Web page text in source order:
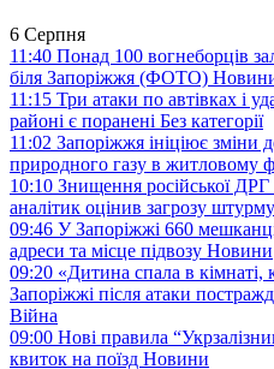
6 Серпня
11:40 Понад 100 вогнеборців
біля Запоріжжя (ФОТО)
11:15 Три атаки по автівках і
районі є поранені Без категорії
11:02 Запоріжжя ініціює зміни
природного газу в житловому
10:10 Знищення російської ДРГ
аналітик оцінив загрозу штурму
09:46 У Запоріжжі 660
адреси та місце підвозу Новини
09:20 «Дитина спала в
Запоріжжі після атаки
Війна
09:00 Нові правила
квиток на поїзд Новини